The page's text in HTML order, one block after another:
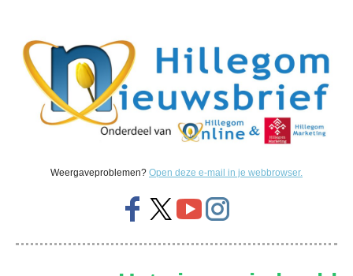
Weergaveproblemen? Open deze e-mail in je webbrowser.